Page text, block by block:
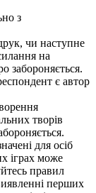
з
чи наступне
на
забороняється.
є автор
творів
для осіб
іграх може
правил
перших